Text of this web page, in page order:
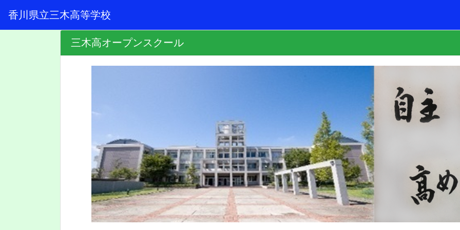
香川県立三木高等学校
三木高オープンスクール